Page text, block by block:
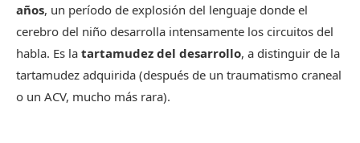
años, un período de explosión del lenguaje donde el
cerebro del niño desarrolla intensamente los circuitos del
habla. Es la tartamudez del desarrollo, a distinguir de la
tartamudez adquirida (después de un traumatismo craneal
o un ACV, mucho más rara).